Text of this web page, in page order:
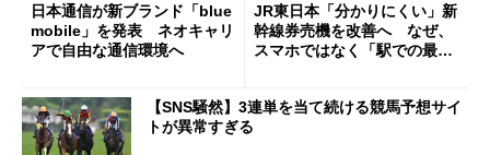
日本通信が新ブランド「blue
mobile」を発表 ネオキャリ
アで自由な通信環境へ
JR東日本「分かりにくい」新
幹線券売機を改善へ なぜ、
スマホではなく「駅での最短
【SNS騒然】3連単を当て続ける競馬予想サイ
トが異常すぎる